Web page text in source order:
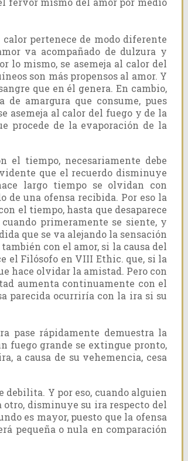
pertenece de modo diferente
va acompañado de dulzura y
lo mismo, se asemeja al calor del
son más propensos al amor. Y
que en él genera. En cambio,
amargura que consume, pues
asemeja al calor del fuego y de la
procede de la evaporación de la
el tiempo, necesariamente debe
que el recuerdo disminuye
largo tiempo se olvidan con
de una ofensa recibida. Por eso la
el tiempo, hasta que desaparece
primeramente se siente, y
que se va alejando la sensación
con el amor, si la causa del
el Filósofo en VIII Ethic. que, si la
hace olvidar la amistad. Pero con
aumenta continuamente con el
parecida ocurriría con la ira si su
pase rápidamente demuestra la
fuego grande se extingue pronto,
a causa de su vehemencia, cesa
debilita. Y por eso, cuando alguien
otro, disminuye su ira respecto del
es mayor, puesto que la ofensa
pequeña o nula en comparación